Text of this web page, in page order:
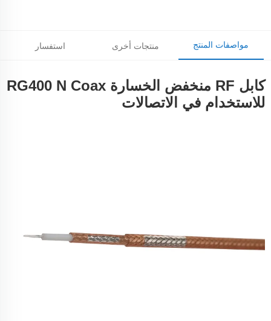
مواصفات المنتج منتجات أخرى استفسار
كابل RF منخفض الخسارة RG400 N Coax
للاستخدام في الاتصالات